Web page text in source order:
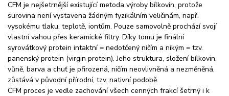
CFM je nejšetrnější existující metoda výroby bílkovin, protože
surovina není vystavena žádným fyzikálním veličinám, např.
vysokému tlaku, teplotě, iontům. Pouze samovolně prochází svojí
vlastní vahou přes keramické filtry. Díky tomu je finální
syrovátkový protein intaktní = nedotčený ničím a nikým = tzv.
panenský protein (virgin protein). Jeho struktura, složení bílkovin,
vůně, barva a chuť je přirozená, ničím neovlivněná a nezměněná,
zůstává v původní přírodní, tzv. nativní podobě.
CFM proces je vedle zachování všech cenných frakcí šetrný i k